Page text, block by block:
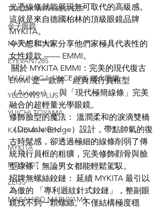
TAYLOR WITH RESPECT
金子眼鏡
NATIVE SONS
EYEVAN7285
MASUNAGA SINCE 1905 增永眼鏡
YELLOWS PLUS
YUICHI TOYAMA
KAMEMANNEN
MYKITA
MOSCOT
ZEISS
MASAHIRO MARUYAMA
光憑線條就能展現無可取代的高級感。
這就是來自德國柏林的頂級眼鏡品牌
MYKITA。
今天想和大家分享他們家極具代表性的
女性鏡款 —— EMMI。
關於 MYKITA EMMI：完美的現代復古
EMMI 是一款將「經典飛行員框型
（Aviator）」與「現代極簡線條」完美
融合的超輕量光學眼鏡。
修飾臉型的魔法： 溫潤柔和的淚滴雙橋
（Double Bridge）設計，帶點帥氣的復
古時髦感，卻透過極細的線條削弱了傳
統飛行員框的粗獷，完美修飾顴骨與臉
型線條，無論男女都能輕鬆駕馭。
招牌無螺絲鉸鏈： 延續 MYKITA 最引以
為傲的 「專利迴紋針式鉸鏈」，整副眼
鏡找不到一顆螺絲。不僅結構極度穩